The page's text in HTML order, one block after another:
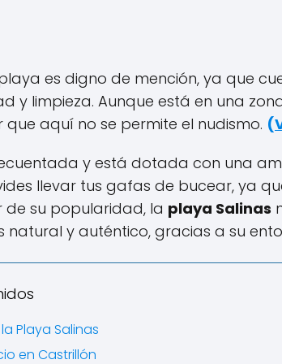
es digno de mención, ya que
y limpieza. Aunque está en una
aquí no se permite el nudismo. (
y está dotada con una
llevar tus gafas de bucear, ya
de su popularidad, la playa Salinas
natural y auténtico, gracias a su
Playa Salinas
en Castrillón